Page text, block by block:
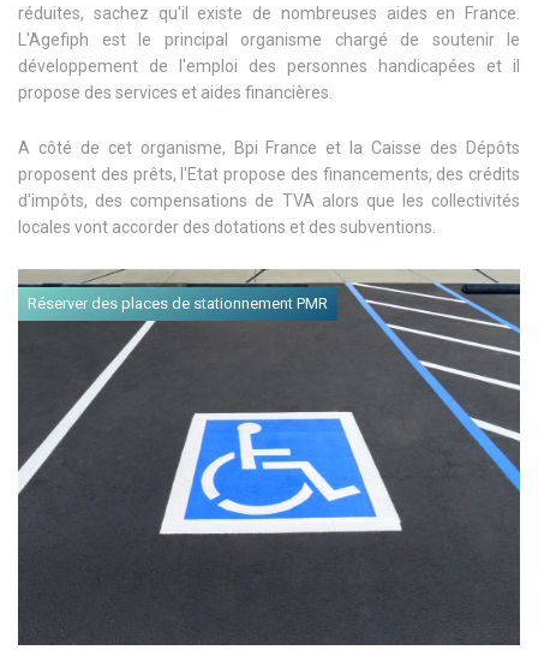
réduites, sachez qu'il existe de nombreuses aides en France.
L'Agefiph est le principal organisme chargé de soutenir le
développement de l'emploi des personnes handicapées et il
propose des services et aides financières.
A côté de cet organisme, Bpi France et la Caisse des Dépôts
proposent des prêts, l'Etat propose des financements, des crédits
d'impôts, des compensations de TVA alors que les collectivités
locales vont accorder des dotations et des subventions.
Réserver des places de stationnement PMR